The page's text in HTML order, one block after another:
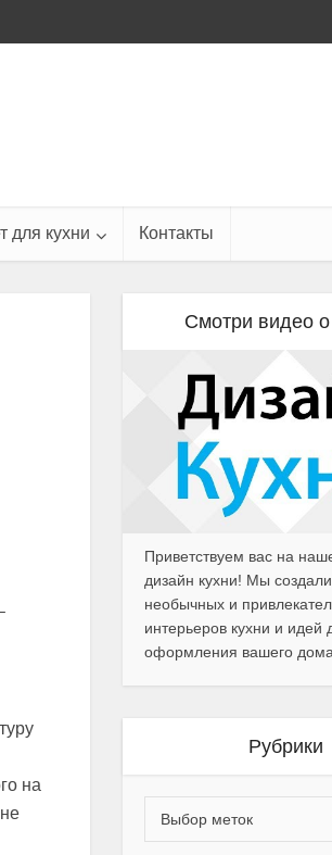
для кухни Контакты
на
Смотри видео о
Приветствуем вас на
дизайн кухни! Мы
необычных и
интерьеров кухни и идей
оформления вашего дома.
Рубрики